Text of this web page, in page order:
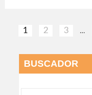
1 2 3 …
BUSCADOR